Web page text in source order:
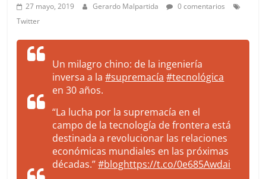
27 mayo, 2019 Gerardo Malpartida
0 comentarios
Twitter
Un milagro chino: de la ingeniería
inversa a la#supremacía #tecnológica
en 30 años.
“La lucha por la supremacía en el
campo de la tecnología de frontera está
destinada a revolucionar las relaciones
económicas mundiales en las próximas
décadas.”#bloghttps://t.co/0e685Awdai